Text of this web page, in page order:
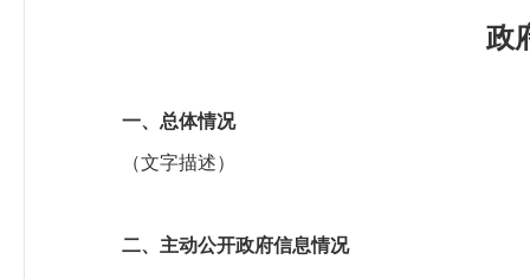
政
一、总体情况
（文字描述）
二、主动公开政府信息情况